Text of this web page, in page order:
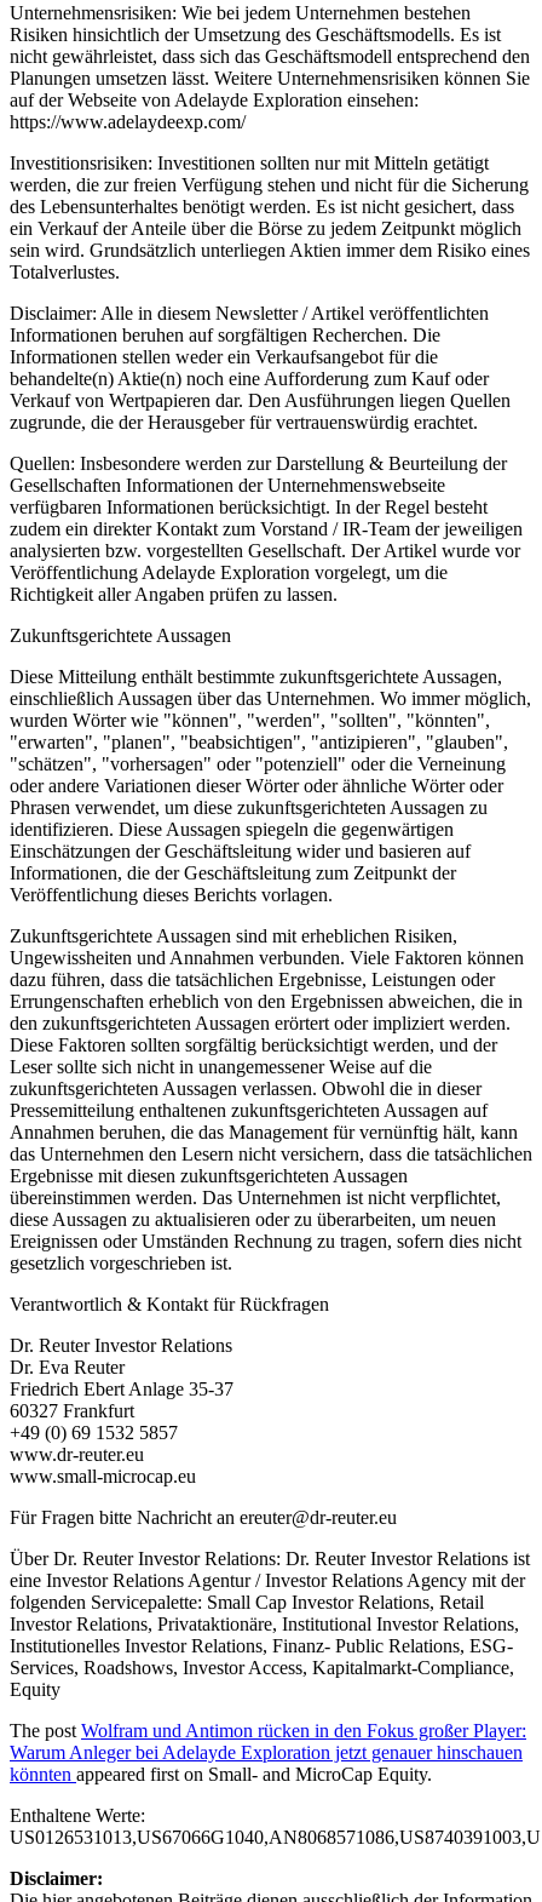
Unternehmensrisiken: Wie bei jedem Unternehmen bestehen
Risiken hinsichtlich der Umsetzung des Geschäftsmodells. Es ist
nicht gewährleistet, dass sich das Geschäftsmodell entsprechend den
Planungen umsetzen lässt. Weitere Unternehmensrisiken können Sie
auf der Webseite von Adelayde Exploration einsehen:
https://www.adelaydeexp.com/
Investitionsrisiken: Investitionen sollten nur mit Mitteln getätigt
werden, die zur freien Verfügung stehen und nicht für die Sicherung
des Lebensunterhaltes benötigt werden. Es ist nicht gesichert, dass
ein Verkauf der Anteile über die Börse zu jedem Zeitpunkt möglich
sein wird. Grundsätzlich unterliegen Aktien immer dem Risiko eines
Totalverlustes.
Disclaimer: Alle in diesem Newsletter / Artikel veröffentlichten
Informationen beruhen auf sorgfältigen Recherchen. Die
Informationen stellen weder ein Verkaufsangebot für die
behandelte(n) Aktie(n) noch eine Aufforderung zum Kauf oder
Verkauf von Wertpapieren dar. Den Ausführungen liegen Quellen
zugrunde, die der Herausgeber für vertrauenswürdig erachtet.
Quellen: Insbesondere werden zur Darstellung & Beurteilung der
Gesellschaften Informationen der Unternehmenswebseite
verfügbaren Informationen berücksichtigt. In der Regel besteht
zudem ein direkter Kontakt zum Vorstand / IR-Team der jeweiligen
analysierten bzw. vorgestellten Gesellschaft. Der Artikel wurde vor
Veröffentlichung Adelayde Exploration vorgelegt, um die
Richtigkeit aller Angaben prüfen zu lassen.
Zukunftsgerichtete Aussagen
Diese Mitteilung enthält bestimmte zukunftsgerichtete Aussagen,
einschließlich Aussagen über das Unternehmen. Wo immer möglich,
wurden Wörter wie "können", "werden", "sollten", "könnten",
"erwarten", "planen", "beabsichtigen", "antizipieren", "glauben",
"schätzen", "vorhersagen" oder "potenziell" oder die Verneinung
oder andere Variationen dieser Wörter oder ähnliche Wörter oder
Phrasen verwendet, um diese zukunftsgerichteten Aussagen zu
identifizieren. Diese Aussagen spiegeln die gegenwärtigen
Einschätzungen der Geschäftsleitung wider und basieren auf
Informationen, die der Geschäftsleitung zum Zeitpunkt der
Veröffentlichung dieses Berichts vorlagen.
Zukunftsgerichtete Aussagen sind mit erheblichen Risiken,
Ungewissheiten und Annahmen verbunden. Viele Faktoren können
dazu führen, dass die tatsächlichen Ergebnisse, Leistungen oder
Errungenschaften erheblich von den Ergebnissen abweichen, die in
den zukunftsgerichteten Aussagen erörtert oder impliziert werden.
Diese Faktoren sollten sorgfältig berücksichtigt werden, und der
Leser sollte sich nicht in unangemessener Weise auf die
zukunftsgerichteten Aussagen verlassen. Obwohl die in dieser
Pressemitteilung enthaltenen zukunftsgerichteten Aussagen auf
Annahmen beruhen, die das Management für vernünftig hält, kann
das Unternehmen den Lesern nicht versichern, dass die tatsächlichen
Ergebnisse mit diesen zukunftsgerichteten Aussagen
übereinstimmen werden. Das Unternehmen ist nicht verpflichtet,
diese Aussagen zu aktualisieren oder zu überarbeiten, um neuen
Ereignissen oder Umständen Rechnung zu tragen, sofern dies nicht
gesetzlich vorgeschrieben ist.
Verantwortlich & Kontakt für Rückfragen
Dr. Reuter Investor Relations
Dr. Eva Reuter
Friedrich Ebert Anlage 35-37
60327 Frankfurt
+49 (0) 69 1532 5857
www.dr-reuter.eu
www.small-microcap.eu
Für Fragen bitte Nachricht an ereuter@dr-reuter.eu
Über Dr. Reuter Investor Relations: Dr. Reuter Investor Relations ist
eine Investor Relations Agentur / Investor Relations Agency mit der
folgenden Servicepalette: Small Cap Investor Relations, Retail
Investor Relations, Privataktionäre, Institutional Investor Relations,
Institutionelles Investor Relations, Finanz- Public Relations, ESG-
Services, Roadshows, Investor Access, Kapitalmarkt-Compliance,
Equity
The post Wolfram und Antimon rücken in den Fokus großer Player:
Warum Anleger bei Adelayde Exploration jetzt genauer hinschauen
könnten appeared first on Small- and MicroCap Equity.
Enthaltene Werte:
Disclaimer: